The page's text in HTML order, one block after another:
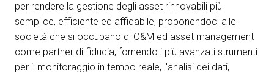
AREA RISERVATA VISITATORI
person
A cura di:
per rendere la gestione degli asset rinnovabili più
semplice, efficiente ed affidabile, proponendoci alle
società che si occupano di O&M ed asset management
come partner di fiducia, fornendo i più avanzati strumenti
per il monitoraggio in tempo reale, l'analisi dei dati,